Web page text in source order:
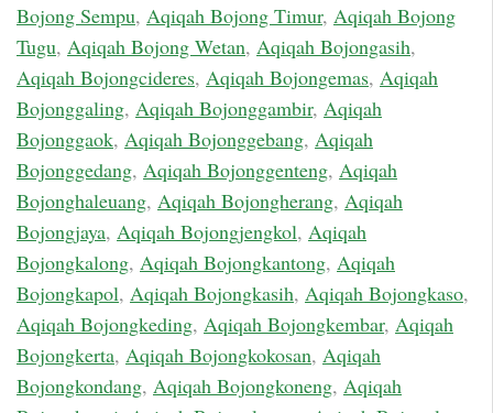
Bojong Sempu, Aqiqah Bojong Timur, Aqiqah Bojong
Tugu, Aqiqah Bojong Wetan, Aqiqah Bojongasih,
Aqiqah Bojongcideres, Aqiqah Bojongemas, Aqiqah
Bojonggaling, Aqiqah Bojonggambir, Aqiqah
Bojonggaok, Aqiqah Bojonggebang, Aqiqah
Bojonggedang, Aqiqah Bojonggenteng, Aqiqah
Bojonghaleuang, Aqiqah Bojongherang, Aqiqah
Bojongjaya, Aqiqah Bojongjengkol, Aqiqah
Bojongkalong, Aqiqah Bojongkantong, Aqiqah
Bojongkapol, Aqiqah Bojongkasih, Aqiqah Bojongkaso,
Aqiqah Bojongkeding, Aqiqah Bojongkembar, Aqiqah
Bojongkerta, Aqiqah Bojongkokosan, Aqiqah
Bojongkondang, Aqiqah Bojongkoneng, Aqiqah